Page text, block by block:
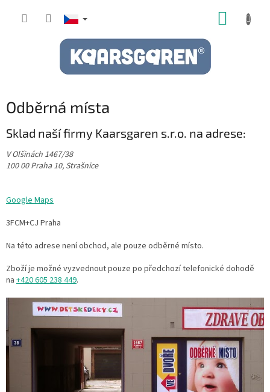
Odběrná místa
Sklad naší firmy Kaarsgaren s.r.o. na adrese:
V Olšinách 1467/38
100 00 Praha 10, Strašnice
Google Maps
3FCM+CJ Praha
Na této adrese není obchod, ale pouze odběrné místo.
Zboží je možné vyzvednout pouze po předchozí telefonické dohodě
na +420 605 238 449.